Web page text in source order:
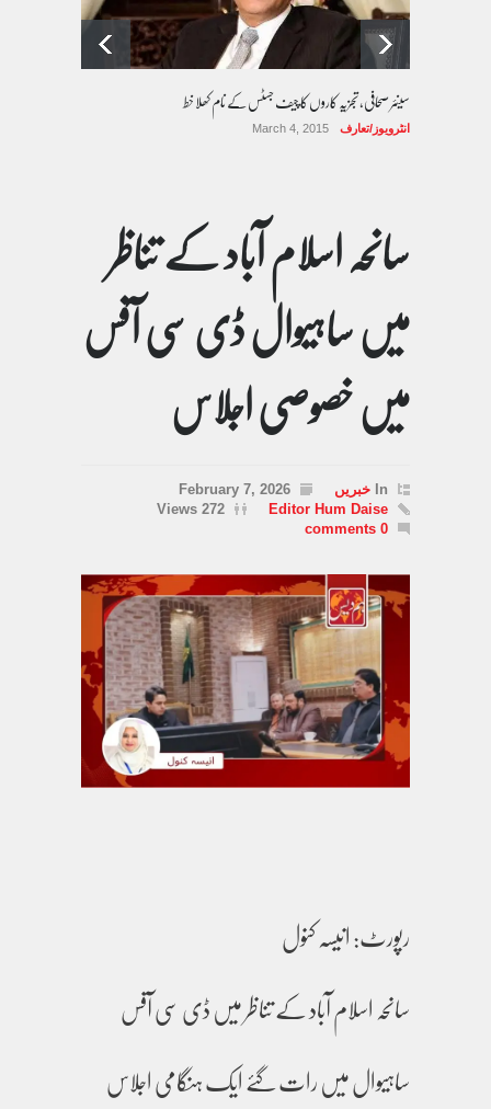
سینئر صحافی، تجزیہ کاروں کا چیف جسٹس کے نام کھلا خط
انٹرویوز/تعارف March 4, 2015
سانحہ اسلام آباد کے تناظر
میں ساہیوال ڈی سی آفس
میں خصوصی اجلاس
In خبریں
February 7, 2026
Editor Hum Daise
272 Views
0 comments
رپورٹ: انیسہ کنول
سانحہ اسلام آباد کے تناظر میں ڈی سی آفس
ساہیوال میں رات گئے ایک ہنگامی اجلاس